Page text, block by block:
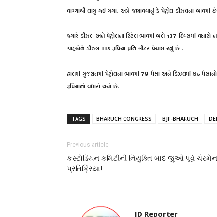
વાગ્યાથી લાગુ થઈ ગયા. અત્રે જણાવવાનું કે પેટ્રોલ ડીઝલના ભાવમાં
જ્યારે ડીઝલ અને પેટ્રોલના રિટેલ ભાવમાં ભલે 137 દિવસમાં વધારો
ગ્રાહકોને ડીઝલ 115 રૂપિયા પ્રતિ લીટર વેચાઇ રહ્યું છે .
હાલમાં ગુજરાતમાં પેટ્રોલના ભાવમાં 79 પૈસા અને ડિઝલમાં 85
રૂપિયાનો વધારો થયો છે.
TAGS BHARUCH CONGRESS BJP-BHARUCH
Previous article
કસ્ટોડિયન કમિટીની નિયુક્તિ બાદ જુઓ પૂર્વ
પ્રતિક્રિયા!
JD Reporter